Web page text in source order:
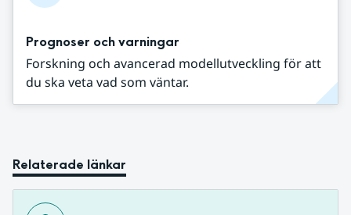
Prognoser och varningar
Forskning och avancerad modellutveckling för att
du ska veta vad som väntar.
Relaterade länkar